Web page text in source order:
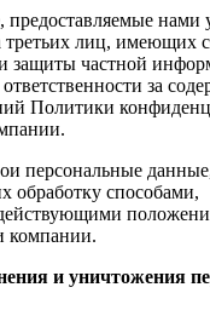
нами
третьих лиц, имеющих
защиты частной
за
Политики
персональные
обработку способами,
компании.
и уничтожения